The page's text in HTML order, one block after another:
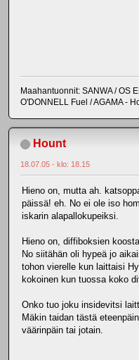
Maahantuonnit: SANWA / OS
O'DONNELL Fuel / AGAMA -
Hount
18.07.05 - klo: 18.15
Hieno on, mutta ah.
päissä! eh. No ei ole iso
iskarin alapallokupeiksi.
Hieno on, diffiboksien
No siitähän oli hypeä jo
tohon vierelle kun laittaisi
kokoinen kun tuossa koko
Onko tuo joku insidevitsi
Mäkin taidan tästä
väärinpäin tai jotain.